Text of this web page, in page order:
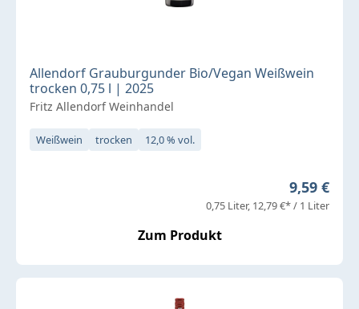
Allendorf Grauburgunder Bio/Vegan Weißwein
trocken 0,75 l | 2025
Fritz Allendorf Weinhandel
Weißwein trocken 12,0 % vol.
Regulärer
9,59 €
0,75 Liter 12,79 €* / 1 Liter
Zum Produkt